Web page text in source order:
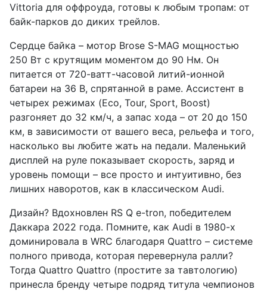
Vittoria для оффроуда, готовы к любым тропам: от
байк-парков до диких трейлов.
Сердце байка – мотор Brose S-MAG мощностью
250 Вт с крутящим моментом до 90 Нм. Он
питается от 720-ватт-часовой литий-ионной
батареи на 36 В, спрятанной в раме. Ассистент в
четырех режимах (Eco, Tour, Sport, Boost)
разгоняет до 32 км/ч, а запас хода – от 20 до 150
км, в зависимости от вашего веса, рельефа и того,
насколько вы любите жать на педали. Маленький
дисплей на руле показывает скорость, заряд и
уровень помощи – все просто и интуитивно, без
лишних наворотов, как в классическом Audi.
Дизайн? Вдохновлен RS Q e-tron, победителем
Даккара 2022 года. Помните, как Audi в 1980-х
доминировала в WRC благодаря Quattro – системе
полного привода, которая перевернула ралли?
Тогда Quattro Quattro (простите за тавтологию)
принесла бренду четыре подряд титула чемпионов